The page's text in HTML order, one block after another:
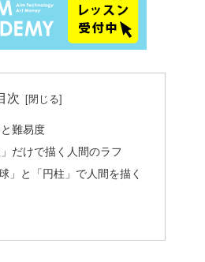
次
難易度
だけで描く人間のラフ
」と「円柱」で人間を描く